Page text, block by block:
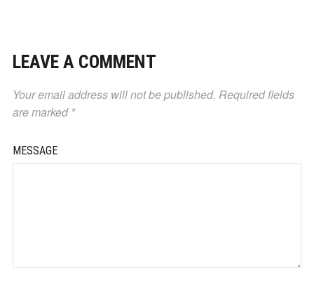
LEAVE A COMMENT
Your email address will not be published. Required fields
are marked *
MESSAGE